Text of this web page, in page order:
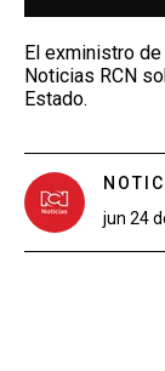
El exministro
Noticias RCN
Estado.
jun 24